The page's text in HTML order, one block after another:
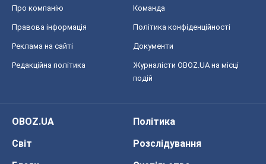
Про компанію Команда
Правова інформація Політика конфіденційності
Реклама на сайті Документи
Редакційна політика
Журналісти OBOZ.UA на місці
подій
OBOZ.UA
Політика
Світ
Розслідування